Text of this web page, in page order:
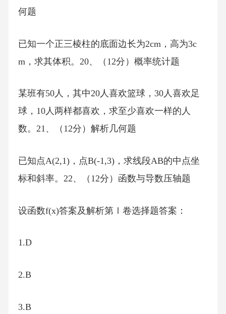
何题
已知一个正三棱柱的底面边长为2cm，高为3c
m，求其体积。20、（12分）概率统计题
某班有50人，其中20人喜欢篮球，30人喜欢足
球，10人两样都喜欢，求至少喜欢一样的人
数。21、（12分）解析几何题
已知点A(2,1)，点B(-1,3)，求线段AB的中点坐
标和斜率。22、（12分）函数与导数压轴题
设函数f(x)答案及解析第Ⅰ卷选择题答案：
1.D
2.B
3.B